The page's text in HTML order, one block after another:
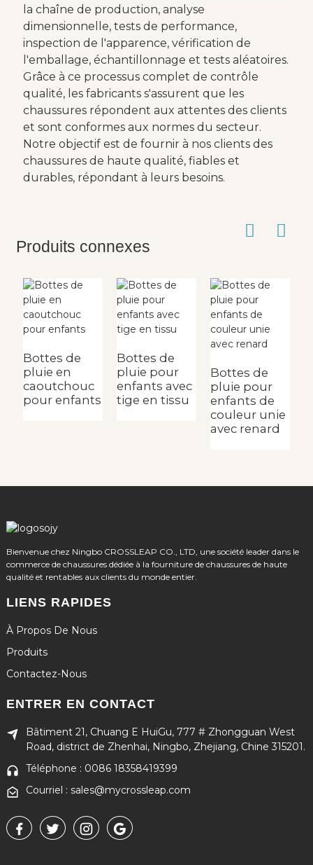
la chaîne de production, analyse
dimensionnelle, tests de performance,
inspection de l'apparence, vérification de
l'emballage, échantillonnage et tests aléatoires.
Grâce à ce processus complet de contrôle
qualité, les fabricants s'assurent que les
chaussures répondent aux attentes des clients
et sont conformes aux normes du secteur.
Notre objectif est de fournir à nos clients des
chaussures de haute qualité, fiables et
durables, répondant à leurs besoins.
Produits connexes
Bottes de
pluie en
caoutchouc
pour enfants
Bottes de
pluie pour
enfants avec
tige en tissu
Bottes de
pluie pour
enfants de
couleur unie
avec renard
Bienvenue chez Ningbo CROSSLEAP CO., LTD, une société leader dans le
commerce de chaussures dédiée à la fourniture de chaussures de haute
qualité et rentables aux clients du monde entier.
LIENS RAPIDES
À Propos De Nous
Produits
Contactez-Nous
ENTRER EN CONTACT
Bâtiment 21, Chuang E HuiGu, 777 # Zhongguan West
Road, district de Zhenhai, Ningbo, Zhejiang, Chine 315201.
Téléphone : 0086 18358419399
Courriel : sales@mycrossleap.com